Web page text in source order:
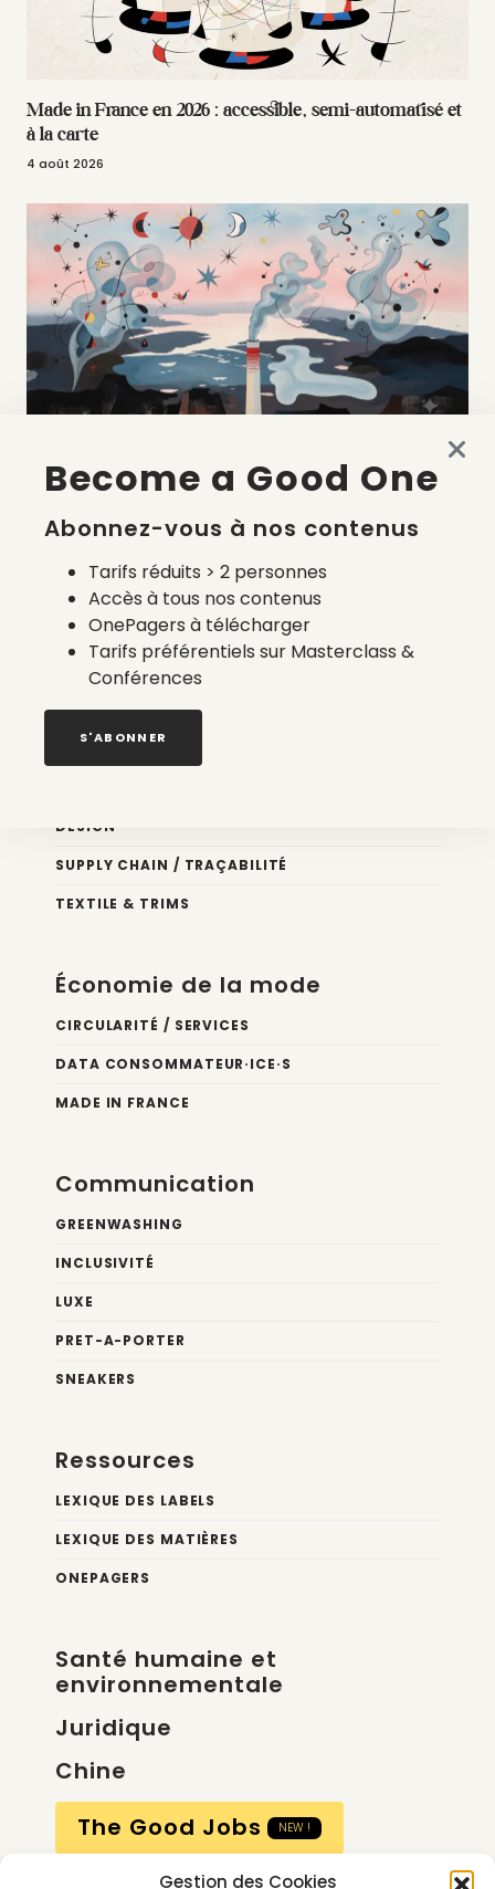
Gestion des Cookies
Made in France en 2026 : accessible, semi-automatisé et
à la carte
4 août 2026
La liste des prestataires du bilan carbone d’une marque
de mode
2 août 2026
DESIGN
SUPPLY CHAIN / TRAÇABILITÉ
TEXTILE & TRIMS
Économie de la mode
CIRCULARITÉ / SERVICES
DATA CONSOMMATEUR·ICE·S
MADE IN FRANCE
Communication
GREENWASHING
INCLUSIVITÉ
LUXE
PRET-A-PORTER
SNEAKERS
Ressources
LEXIQUE DES LABELS
LEXIQUE DES MATIÈRES
ONEPAGERS
Santé humaine et
environnementale
Juridique
Chine
The Good Jobs
NEW !
Become a Good One
Abonnez-vous à nos contenus
Tarifs réduits > 2 personnes
Accès à tous nos contenus
OnePagers à télécharger
Tarifs préférentiels sur Masterclass &
Conférences
S'ABONNER